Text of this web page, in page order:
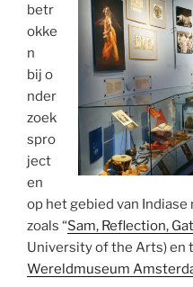
betr
okke
n
bij o
nder
zoek
spro
ject
en
op het gebied van
zoals “Sam, Reflection,
University of the Arts) en
Wereldmuseum